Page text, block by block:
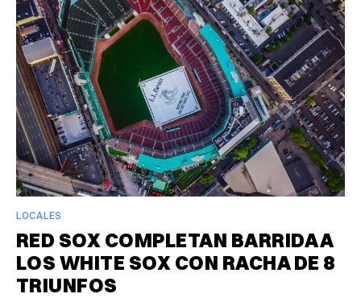
LOCALES
RED SOX COMPLETAN BARRIDA A
LOS WHITE SOX CON RACHA DE 8
TRIUNFOS